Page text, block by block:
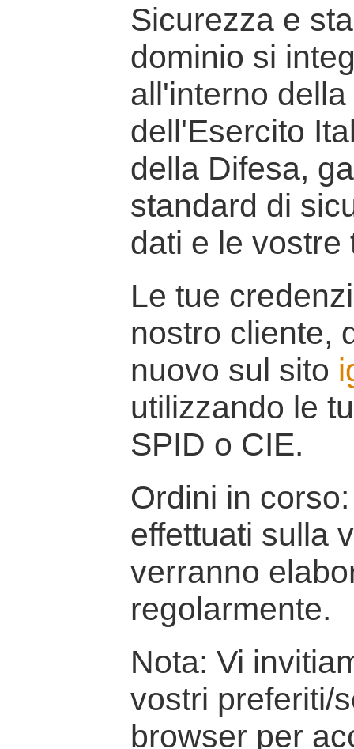
Sicurezza e
dominio si
all'interno
dell'Esercito
della Difesa,
standard di
dati e le vostre
Le tue
nostro cliente,
nuovo sul sito
utilizzando le
SPID o CIE.
Ordini in
effettuati sulla
verranno
regolarmente.
Nota: Vi
vostri preferiti/
browser per